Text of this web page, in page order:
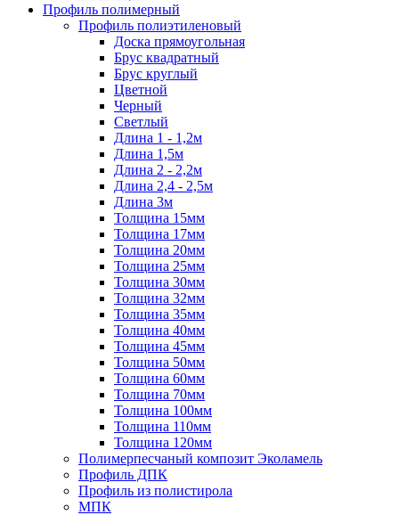
Профиль полимерный
Профиль полиэтиленовый
Доска прямоугольная
Брус квадратный
Брус круглый
Цветной
Черный
Светлый
Длина 1 - 1,2м
Длина 1,5м
Длина 2 - 2,2м
Длина 2,4 - 2,5м
Длина 3м
Толщина 15мм
Толщина 17мм
Толщина 20мм
Толщина 25мм
Толщина 30мм
Толщина 32мм
Толщина 35мм
Толщина 40мм
Толщина 45мм
Толщина 50мм
Толщина 60мм
Толщина 70мм
Толщина 100мм
Толщина 110мм
Толщина 120мм
Полимерпесчаный композит Эколамель
Профиль ДПК
Профиль из полистирола
МПК